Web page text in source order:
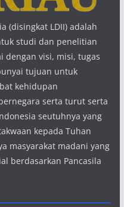
(disingkat LDII) adalah
studi dan penelitian
dengan visi, misi, tugas
tujuan untuk
kehidupan
serta turut serta
seutuhnya yang
kepada Tuhan
masyarakat madani yang
berdasarkan Pancasila